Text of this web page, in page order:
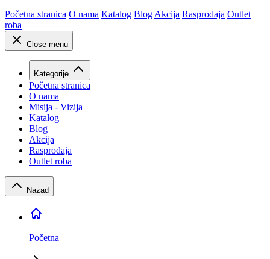
Početna stranica O nama Katalog Blog Akcija Rasprodaja Outlet
roba
Close menu
Kategorije
Početna stranica
O nama
Misija - Vizija
Katalog
Blog
Akcija
Rasprodaja
Outlet roba
Nazad
Početna